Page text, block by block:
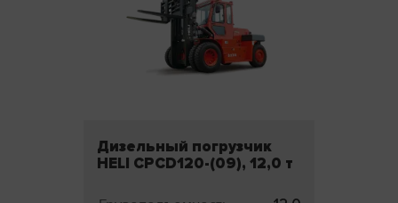
Дизельный погрузчик
HELI CPCD120-(09), 12,0 т